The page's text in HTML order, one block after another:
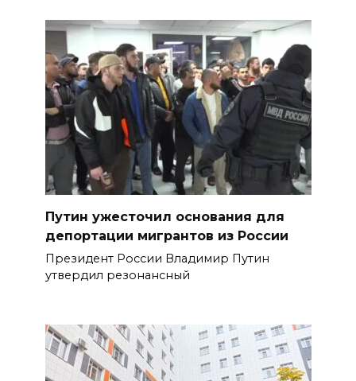
Путин ужесточил основания для
депортации мигрантов из России
Президент России Владимир Путин
утвердил резонансный